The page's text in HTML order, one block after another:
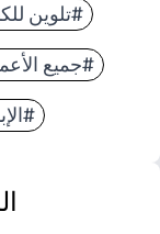
#تلوين
#جميع